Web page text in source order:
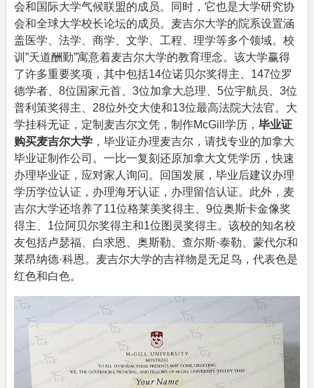
会和国际大学气候联盟的成员。同时，它也是大学研究协
会和全球大学校长论坛的成员。麦吉尔大学的院系设置涵
盖医学、法学、商学、文学、工程、理学等多个领域。校
训”天道酬勤”寓意着麦吉尔大学的教育理念。该大学赢得
了许多重要奖项，其中包括14位诺贝尔奖得主、147位罗
德学者、8位国家元首、3位加拿大总理、5位宇航员、3位
普利策奖得主、28位外交大使和13位最高法院大法官。大
学挂科无证，定制麦吉尔文凭，制作McGill学历， 毕业证
购买麦吉尔大学 ，毕业证办理麦吉尔，请找专业的加拿大
毕业证制作公司。一比一复刻还原加拿大文凭学历，快速
办理毕业证，应对家人询问。回国发展，毕业后建议办理
学历学位认证，办理海牙认证，办理留信认证。此外，麦
吉尔大学还培养了11位格莱美奖得主、9位奥斯卡金像奖
得主、1位阿贝尔奖得主和1位图灵奖得主。该校的知名校
友包括卢瑟福、白求恩、奥斯勒、查尔斯·泰勒、蒙代尔和
莱昂纳德·科恩。麦吉尔大学的吉祥物是无足鸟，代表色是
红色和白色。